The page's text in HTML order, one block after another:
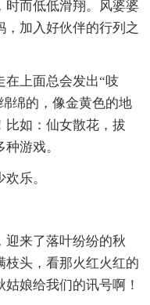
时而低低滑翔。风婆婆
加入好伙伴的行列之
在上面总会发出“吱
绵的，像金黄色的地
比如：仙女散花，拔
游戏。
乐。
迎来了落叶纷纷的秋
枝头，看那火红火红的
娘给我们的讯号啊！